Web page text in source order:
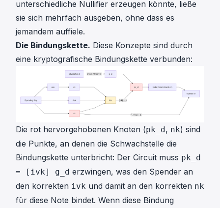
unterschiedliche Nullifier erzeugen könnte, ließe
sie sich mehrfach ausgeben, ohne dass es
jemandem auffiele.
Die Bindungskette. Diese Konzepte sind durch
eine kryptografische Bindungskette verbunden:
Die rot hervorgehobenen Knoten (pk_d, nk) sind
die Punkte, an denen die Schwachstelle die
Bindungskette unterbricht: Der Circuit muss pk_d
= [ivk] g_d erzwingen, was den Spender an
den korrekten ivk und damit an den korrekten nk
für diese Note bindet. Wenn diese Bindung